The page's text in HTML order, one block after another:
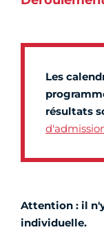
Les
résultats
Attention : il
individuelle.